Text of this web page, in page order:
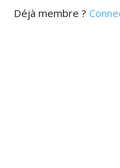
Déjà membre ?